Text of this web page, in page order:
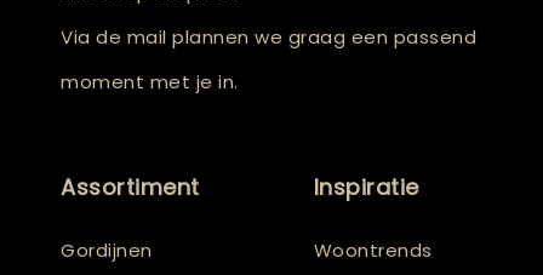
Via de mail plannen we graag een passend
moment met je in.
Assortiment
Gordijnen
Inspiratie
Woontrends